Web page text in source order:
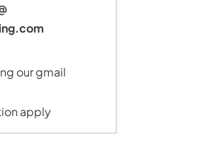
our gmail
apply